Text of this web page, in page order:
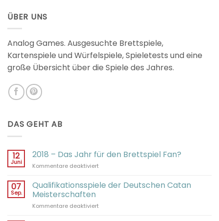
ÜBER UNS
Analog Games. Ausgesuchte Brettspiele,
Kartenspiele und Würfelspiele, Spieletests und eine
große Übersicht über die Spiele des Jahres.
DAS GEHT AB
12
Juni
2018 – Das Jahr für den Brettspiel Fan?
Kommentare deaktiviertfür
–
Das
für
07
Sep.
Qualifikationsspiele der Deutschen Catan
Meisterschaften
Kommentare deaktiviertfür